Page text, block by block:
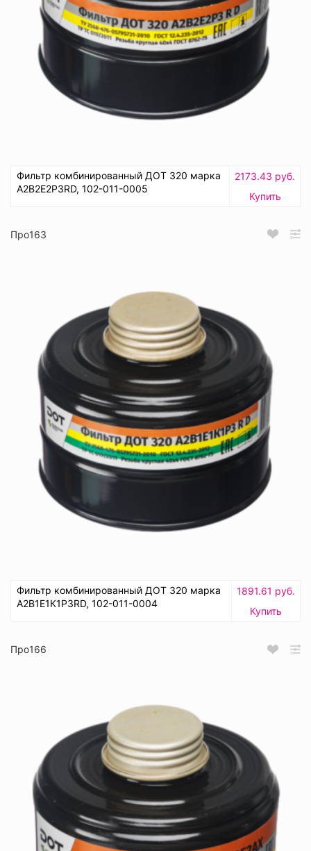
Фильтр комбинированный ДОТ 320 марка
А2В2Е2Р3RD, 102-011-0005
2173.43 руб.
Купить
Про163
Фильтр комбинированный ДОТ 320 марка
А2В1Е1К1Р3RD, 102-011-0004
1891.61 руб.
Купить
Про166